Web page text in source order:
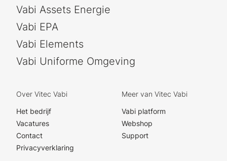
Vabi Assets Energie
Vabi EPA
Vabi Elements
Vabi Uniforme Omgeving
Over Vitec Vabi
Het bedrijf
Vacatures
Contact
Privacyverklaring
Meer van Vitec Vabi
Vabi platform
Webshop
Support